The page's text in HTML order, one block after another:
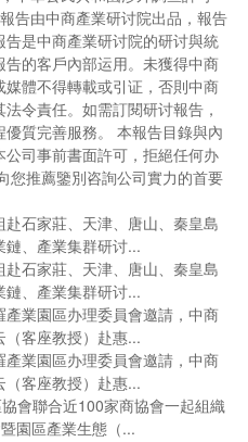
告由中商產業研讨院出品，報告
是中商產業研讨院的研讨與統
的客戶內部运用。未獲得中商
體不得轉載或引证，否則中商
令責任。如需訂閱研讨報告，
質完善服務。 本報告目錄與內
司事前書面許可，拒絕任何办
您推薦鑒別咨詢公司實力的首要
石家莊、天津、唐山、秦皇島
、產業集群研讨...
石家莊、天津、唐山、秦皇島
、產業集群研讨...
業園區办理委員會邀請，中商
客座教授）赴惠...
業園區办理委員會邀請，中商
客座教授）赴惠...
聯合近100家商協會一起組織
園區產業生態（...